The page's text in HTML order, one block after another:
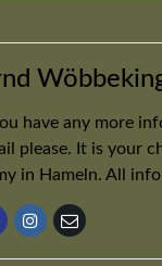
have any more
please. It is your
in Hameln. All